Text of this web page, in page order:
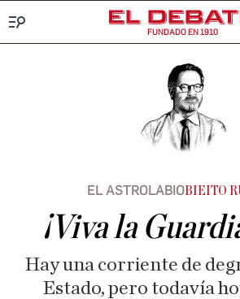
FUNDADO EN 1910
EL ASTROLABIO BIEITO
¡Viva la
Hay una corriente de
Estado, pero todavía